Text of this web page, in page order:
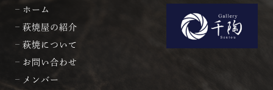
ホーム
萩焼屋の紹介
萩焼について
お問い合わせ
メンバー